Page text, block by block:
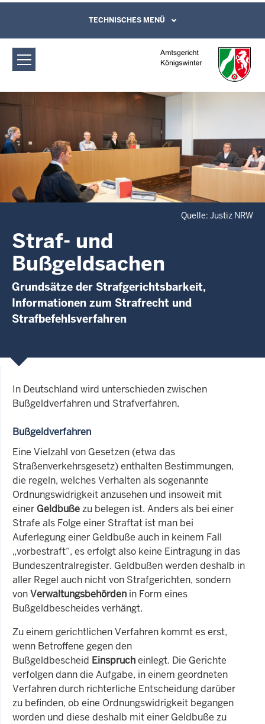
Amtsgericht Königswinter: Straf- und
Bußgeldsachen
Direkt zum Inhalt
Leichte Sprache, Gebärdensprachenvideo
und Kontaktformular
TECHNISCHES MENÜ
Quelle: Justiz NRW
Straf- und
Bußgeldsachen
Grundsätze der Strafgerichtsbarkeit,
Informationen zum Strafrecht und
Strafbefehlsverfahren
In Deutschland wird unterschieden zwischen
Bußgeldverfahren und Strafverfahren.
Bußgeldverfahren
Eine Vielzahl von Gesetzen (etwa das
Straßenverkehrsgesetz) enthalten Bestimmungen,
die regeln, welches Verhalten als sogenannte
Ordnungswidrigkeit anzusehen und insoweit mit
einer Geldbußezu belegen ist. Anders als bei einer
Strafe als Folge einer Straftat ist man bei
Auferlegung einer Geldbuße auch in keinem Fall
„vorbestraft“, es erfolgt also keine Eintragung in das
Bundeszentralregister. Geldbußen werden deshalb in
aller Regel auch nicht von Strafgerichten, sondern
vonVerwaltungsbehörden in Form eines
Bußgeldbescheides verhängt.
Zu einem gerichtlichen Verfahren kommt es erst,
wenn Betroffene gegen den
Bußgeldbescheid Einsprucheinlegt. Die Gerichte
verfolgen dann die Aufgabe, in einem geordneten
Verfahren durch richterliche Entscheidung darüber
zu befinden, ob eine Ordnungswidrigkeit begangen
worden und diese deshalb mit einer Geldbuße zu